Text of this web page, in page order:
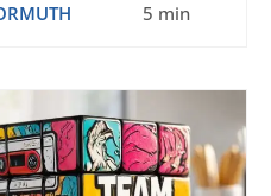
5 min